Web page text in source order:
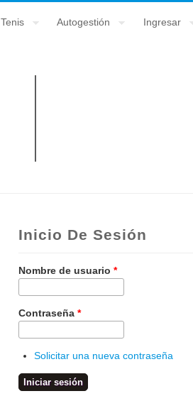
Tenis Autogestión Ingresar
Inicio De Sesión
Nombre de usuario *
Contraseña *
Solicitar una nueva contraseña